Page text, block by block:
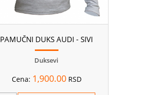
PAMUČNI DUKS AUDI - SIVI
Duksevi
Cena: 1,900.00RSD